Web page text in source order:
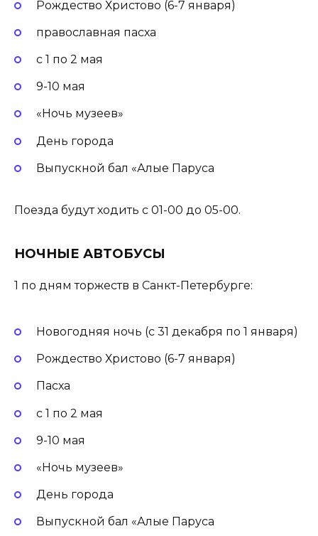
Рождество Христово (6-7 января)
православная пасха
с 1 по 2 мая
9-10 мая
«Ночь музеев»
День города
Выпускной бал «Алые Паруса
Поезда будут ходить с 01-00 до 05-00.
НОЧНЫЕ АВТОБУСЫ
1 по дням торжеств в Санкт-Петербурге:
Новогодняя ночь (с 31 декабря по 1 января)
Рождество Христово (6-7 января)
Пасха
с 1 по 2 мая
9-10 мая
«Ночь музеев»
День города
Выпускной бал «Алые Паруса